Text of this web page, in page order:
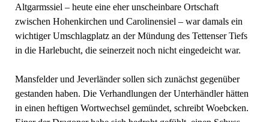
Altgarmssiel – heute eine eher unscheinbare Ortschaft
zwischen Hohenkirchen und Carolinensiel – war damals ein
wichtiger Umschlagplatz an der Mündung des Tettenser Tiefs
in die Harlebucht, die seinerzeit noch nicht eingedeicht war.
Mansfelder und Jeverländer sollen sich zunächst gegenüber
gestanden haben. Die Verhandlungen der Unterhändler hätten
in einen heftigen Wortwechsel gemündet, schreibt Woebcken.